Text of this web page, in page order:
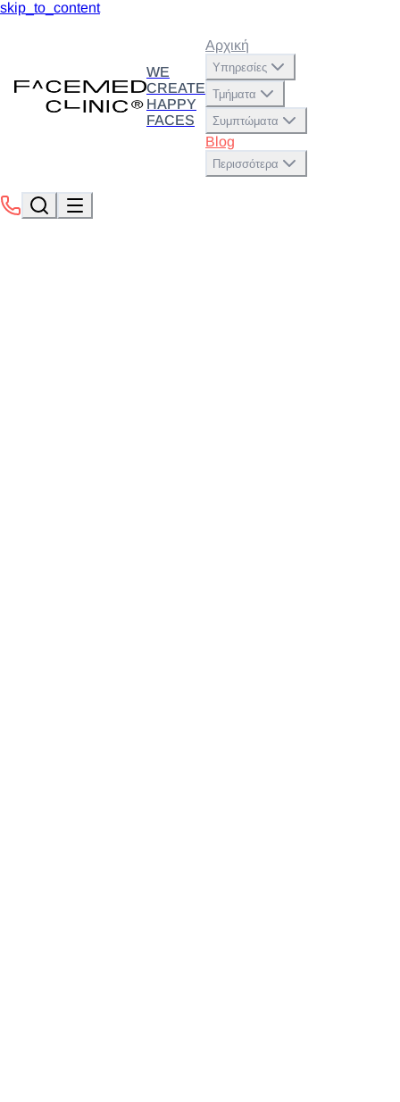
skip_to_content
WE
CREATE
HAPPY
FACES
Αρχική
Υπηρεσίες
Τμήματα
Συμπτώματα
Blog
Περισσότερα